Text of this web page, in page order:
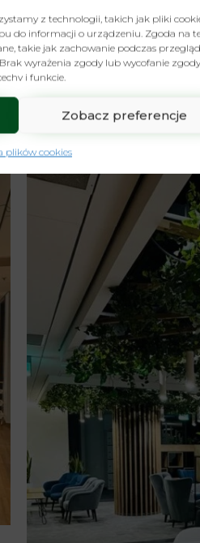
z technologii, takich jak pliki
do informacji o urządzeniu. Zgoda na
takie jak zachowanie podczas
wyrażenia zgody lub wycofanie zgody
i funkcje.
Zobacz preferencje
plików cookies